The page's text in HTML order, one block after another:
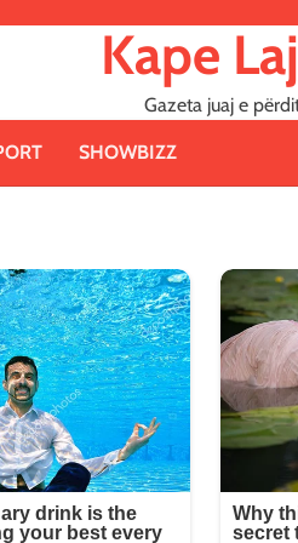
Kape
Gazeta juaj e
SHOWBIZZ